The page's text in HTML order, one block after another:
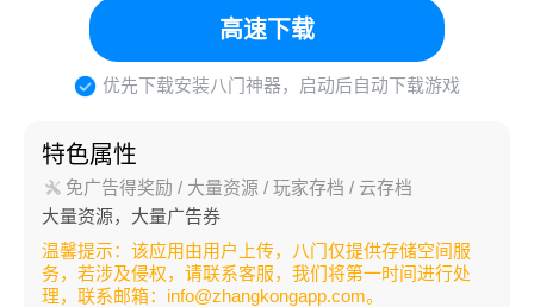
高速下载
优先下载安装八门神器，启动后自动下载游戏
特色属性
免广告得奖励 / 大量资源 / 玩家存档 / 云存档
大量资源，大量广告券
温馨提示：该应用由用户上传，八门仅提供存储空间服
务，若涉及侵权，请联系客服，我们将第一时间进行处
理，联系邮箱：info@zhangkongapp.com。